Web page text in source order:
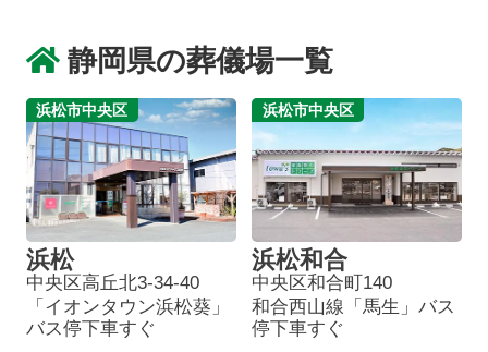
静岡県の葬儀場一覧
浜松市中央区
浜松
中央区高丘北3-34-40
「イオンタウン浜松葵」
バス停下車すぐ
浜松市中央区
浜松和合
中央区和合町140
和合西山線「馬生」バス
停下車すぐ